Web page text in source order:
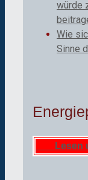
würde
Wie
Sinne
Lesen